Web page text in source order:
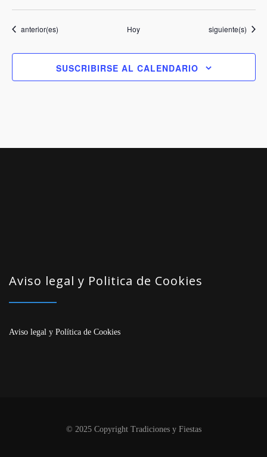
Eventos
anterior(es) Hoy Eventos
siguiente(s)
SUSCRIBIRSE AL CALENDARIO
Aviso legal y Politica de Cookies
Aviso legal y Política de Cookies
© 2025 Copyright Tradiciones y Fiestas